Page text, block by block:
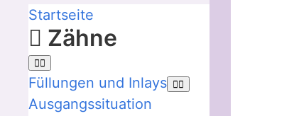
Startseite
Zähne
Füllungen und Inlays
Ausgangssituation